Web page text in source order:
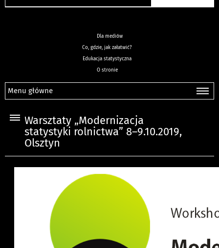
Dla mediów
Co, gdzie, jak załatwić?
Edukacja statystyczna
O stronie
Menu główne
Warsztaty „Modernizacja
statystyki rolnictwa” 8–9.10.2019,
Olsztyn